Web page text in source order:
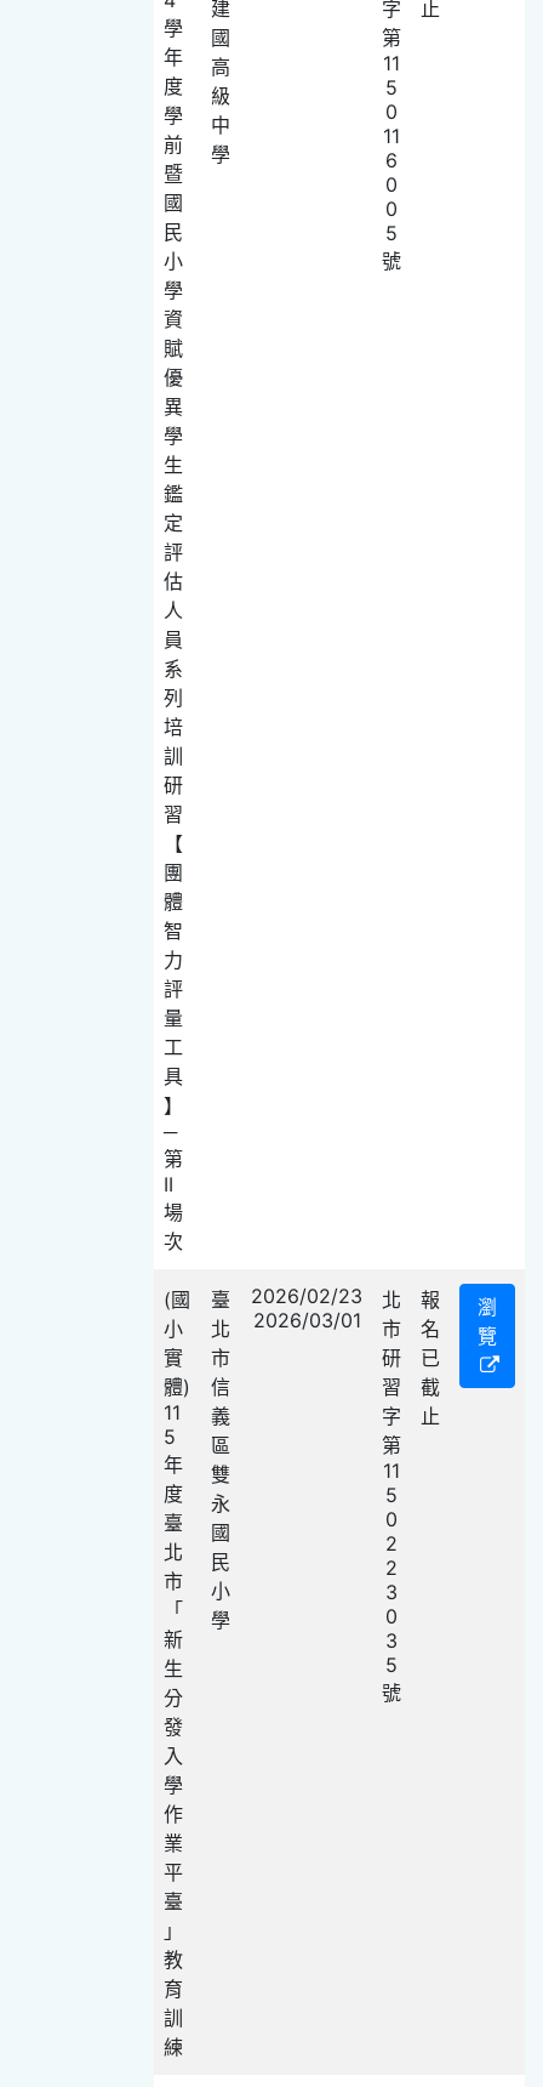
學
年
度
學
前
暨
國
民
小
學
資
賦
優
異
學
生
鑑
定
評
估
人
員
系
列
培
訓
研
習
【
團
體
智
力
評
量
工
具
】
─
第
II
場
次
建
國
高
級
中
學
字
第
11
5
0
11
6
0
0
5
號
止
(國
小
實
體)
11
5
年
度
臺
北
市
「
新
生
分
發
入
學
作
業
平
臺
」
教
育
訓
練
臺
北
市
信
義
區
雙
永
國
民
小
學
2026/02/23
2026/03/01
北
市
研
習
字
第
11
5
0
2
2
3
0
3
5
號
報
名
已
截
止
瀏
覽